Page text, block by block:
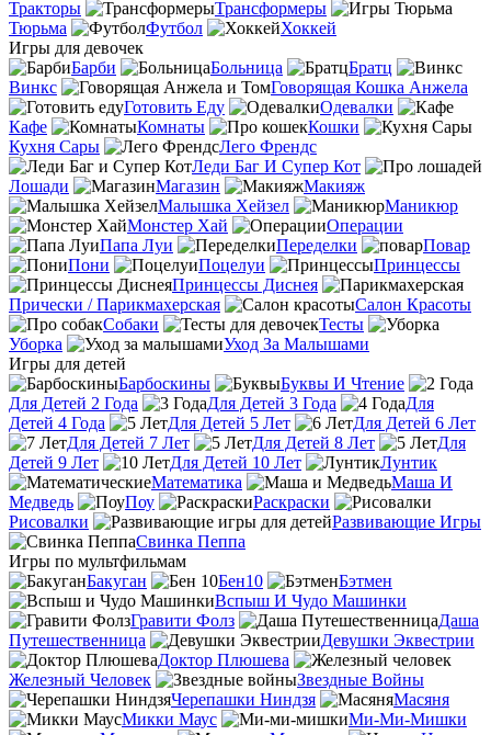
Тракторы
Трансформеры
Тюрьма
Футбол
Хоккей
Игры для девочек
Барби
Больница
Братц
Винкс
Говорящая Кошка Анжела
Готовить Еду
Одевалки
Кафе
Комнаты
Кошки
Кухня Сары
Лего Френдс
Леди Баг И Супер Кот
Лошади
Магазин
Макияж
Малышка Хейзел
Маникюр
Монстер Хай
Операции
Папа Луи
Переделки
Повар
Пони
Поцелуи
Принцессы
Принцессы Диснея
Прически / Парикмахерская
Салон Красоты
Собаки
Тесты
Уборка
Уход За Малышами
Игры для детей
Барбоскины
Буквы И Чтение
Для Детей 2 Года
Для Детей 3 Года
Для
Детей 4 Года
Для Детей 5 Лет
Для Детей 6 Лет
Для Детей 7 Лет
Для Детей 8 Лет
Для
Детей 9 Лет
Для Детей 10 Лет
Лунтик
Математика
Маша И
Медведь
Поу
Раскраски
Рисовалки
Развивающие Игры
Свинка Пеппа
Игры по мультфильмам
Бакуган
Бен10
Бэтмен
Вспыш И Чудо Машинки
Гравити Фолз
Даша
Путешественница
Девушки Эквестрии
Доктор Плюшева
Железный Человек
Звездные Войны
Черепашки Ниндзя
Масяня
Микки Маус
Ми-Ми-Мишки